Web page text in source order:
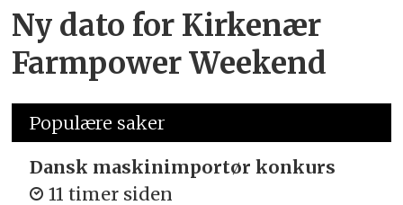
Ny dato for Kirkenær
Farmpower Weekend
Populære saker
Dansk maskinimportør konkurs
11 timer siden